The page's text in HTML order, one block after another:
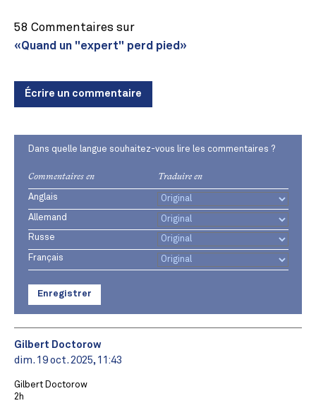
58 Commentaires sur
«Quand un "expert" perd pied»
Écrire un commentaire
Dans quelle langue souhaitez-vous lire les commentaires ?
Commentaires en Traduire en
Anglais
Allemand
Russe
Français
Enregistrer
Gilbert Doctorow
dim. 19 oct. 2025, 11:43
Gilbert Doctorow
2h